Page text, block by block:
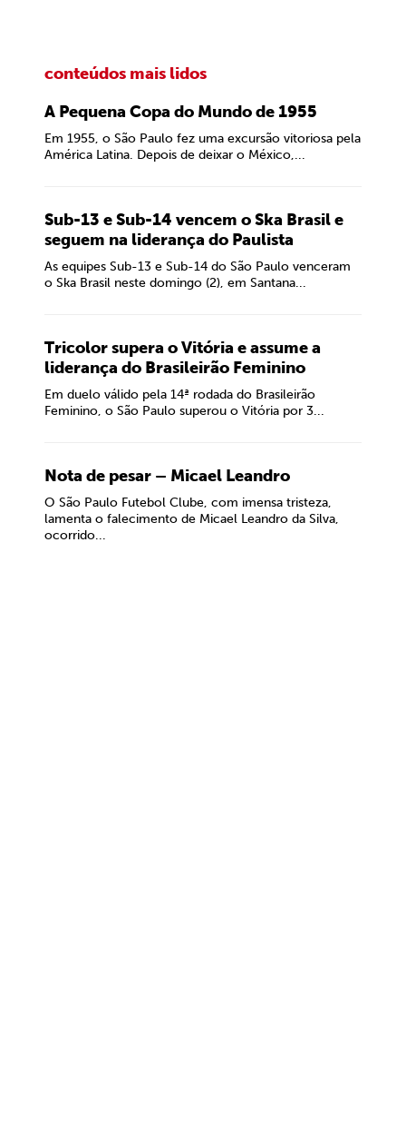
conteúdos mais lidos
A Pequena Copa do Mundo de 1955
Em 1955, o São Paulo fez uma excursão vitoriosa pela
América Latina. Depois de deixar o México,...
Sub-13 e Sub-14 vencem o Ska Brasil e
seguem na liderança do Paulista
As equipes Sub-13 e Sub-14 do São Paulo venceram
o Ska Brasil neste domingo (2), em Santana...
Tricolor supera o Vitória e assume a
liderança do Brasileirão Feminino
Em duelo válido pela 14ª rodada do Brasileirão
Feminino, o São Paulo superou o Vitória por 3...
Nota de pesar – Micael Leandro
O São Paulo Futebol Clube, com imensa tristeza,
lamenta o falecimento de Micael Leandro da Silva,
ocorrido...